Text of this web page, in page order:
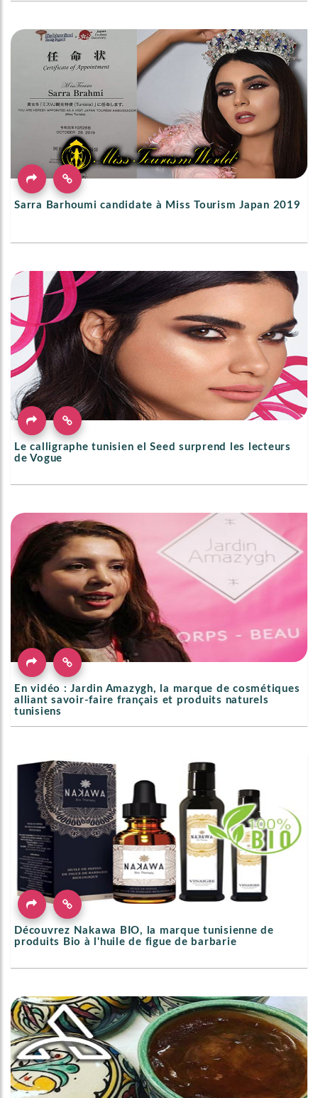
Sarra Barhoumi candidate à Miss Tourism Japan 2019
Le calligraphe tunisien el Seed surprend les lecteurs
de Vogue
En vidéo : Jardin Amazygh, la marque de cosmétiques
alliant savoir-faire français et produits naturels
tunisiens
Découvrez Nakawa BIO, la marque tunisienne de
produits Bio à l'huile de figue de barbarie